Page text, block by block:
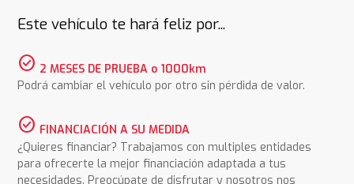
Este vehículo te hará feliz por...
check_circle 2 MESES DE PRUEBA o 1000km
Podrá cambiar el vehículo por otro sin pérdida de valor.
check_circle FINANCIACIÓN A SU MEDIDA
¿Quieres financiar? Trabajamos con multiples entidades
para ofrecerte la mejor financiación adaptada a tus
necesidades. Preocúpate de disfrutar y nosotros nos